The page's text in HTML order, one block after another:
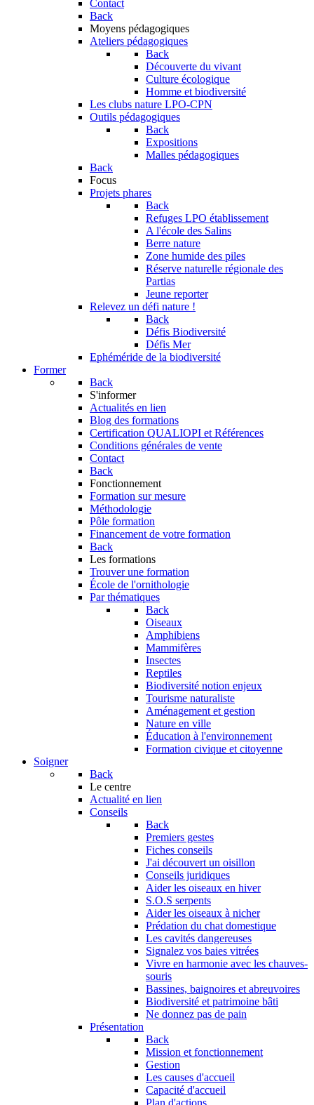
Contact
Back
Moyens pédagogiques
Ateliers pédagogiques
Back
Découverte du vivant
Culture écologique
Homme et biodiversité
Les clubs nature LPO-CPN
Outils pédagogiques
Back
Expositions
Malles pédagogiques
Back
Focus
Projets phares
Back
Refuges LPO établissement
A l'école des Salins
Berre nature
Zone humide des piles
Réserve naturelle régionale des
Partias
Jeune reporter
Relevez un défi nature !
Back
Défis Biodiversité
Défis Mer
Ephéméride de la biodiversité
Former
Back
S'informer
Actualités en lien
Blog des formations
Certification QUALIOPI et Références
Conditions générales de vente
Contact
Back
Fonctionnement
Formation sur mesure
Méthodologie
Pôle formation
Financement de votre formation
Back
Les formations
Trouver une formation
École de l'ornithologie
Par thématiques
Back
Oiseaux
Amphibiens
Mammifères
Insectes
Reptiles
Biodiversité notion enjeux
Tourisme naturaliste
Aménagement et gestion
Nature en ville
Éducation à l'environnement
Formation civique et citoyenne
Soigner
Back
Le centre
Actualité en lien
Conseils
Back
Premiers gestes
Fiches conseils
J'ai découvert un oisillon
Conseils juridiques
Aider les oiseaux en hiver
S.O.S serpents
Aider les oiseaux à nicher
Prédation du chat domestique
Les cavités dangereuses
Signalez vos baies vitrées
Vivre en harmonie avec les chauves-
souris
Bassines, baignoires et abreuvoires
Biodiversité et patrimoine bâti
Ne donnez pas de pain
Présentation
Back
Mission et fonctionnement
Gestion
Les causes d'accueil
Capacité d'accueil
Plan d'actions